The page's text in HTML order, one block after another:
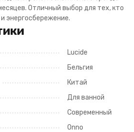
Отличный выбор для тех, кто
энергосбережение.
Lucide
Бельгия
Китай
Для ванной
Современный
Onno